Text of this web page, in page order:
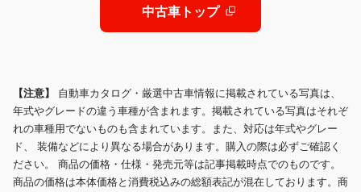
中古車トップ
【注意】 自動車カタログ・厳選中古車情報に掲載されている写真は、
年式やグレードの違う車種が含まれます。掲載されている写真はそれぞ
れの車種用でないものも含まれています。また、対応は年式やグレー
ド、 装備などにより異なる場合があります。購入の際は必ずご確認く
ださい。 商品の価格・仕様・発売元等は記事掲載時点でのものです。
商品の価格は本体価格と消費税込みの総額表記が混在しております。商